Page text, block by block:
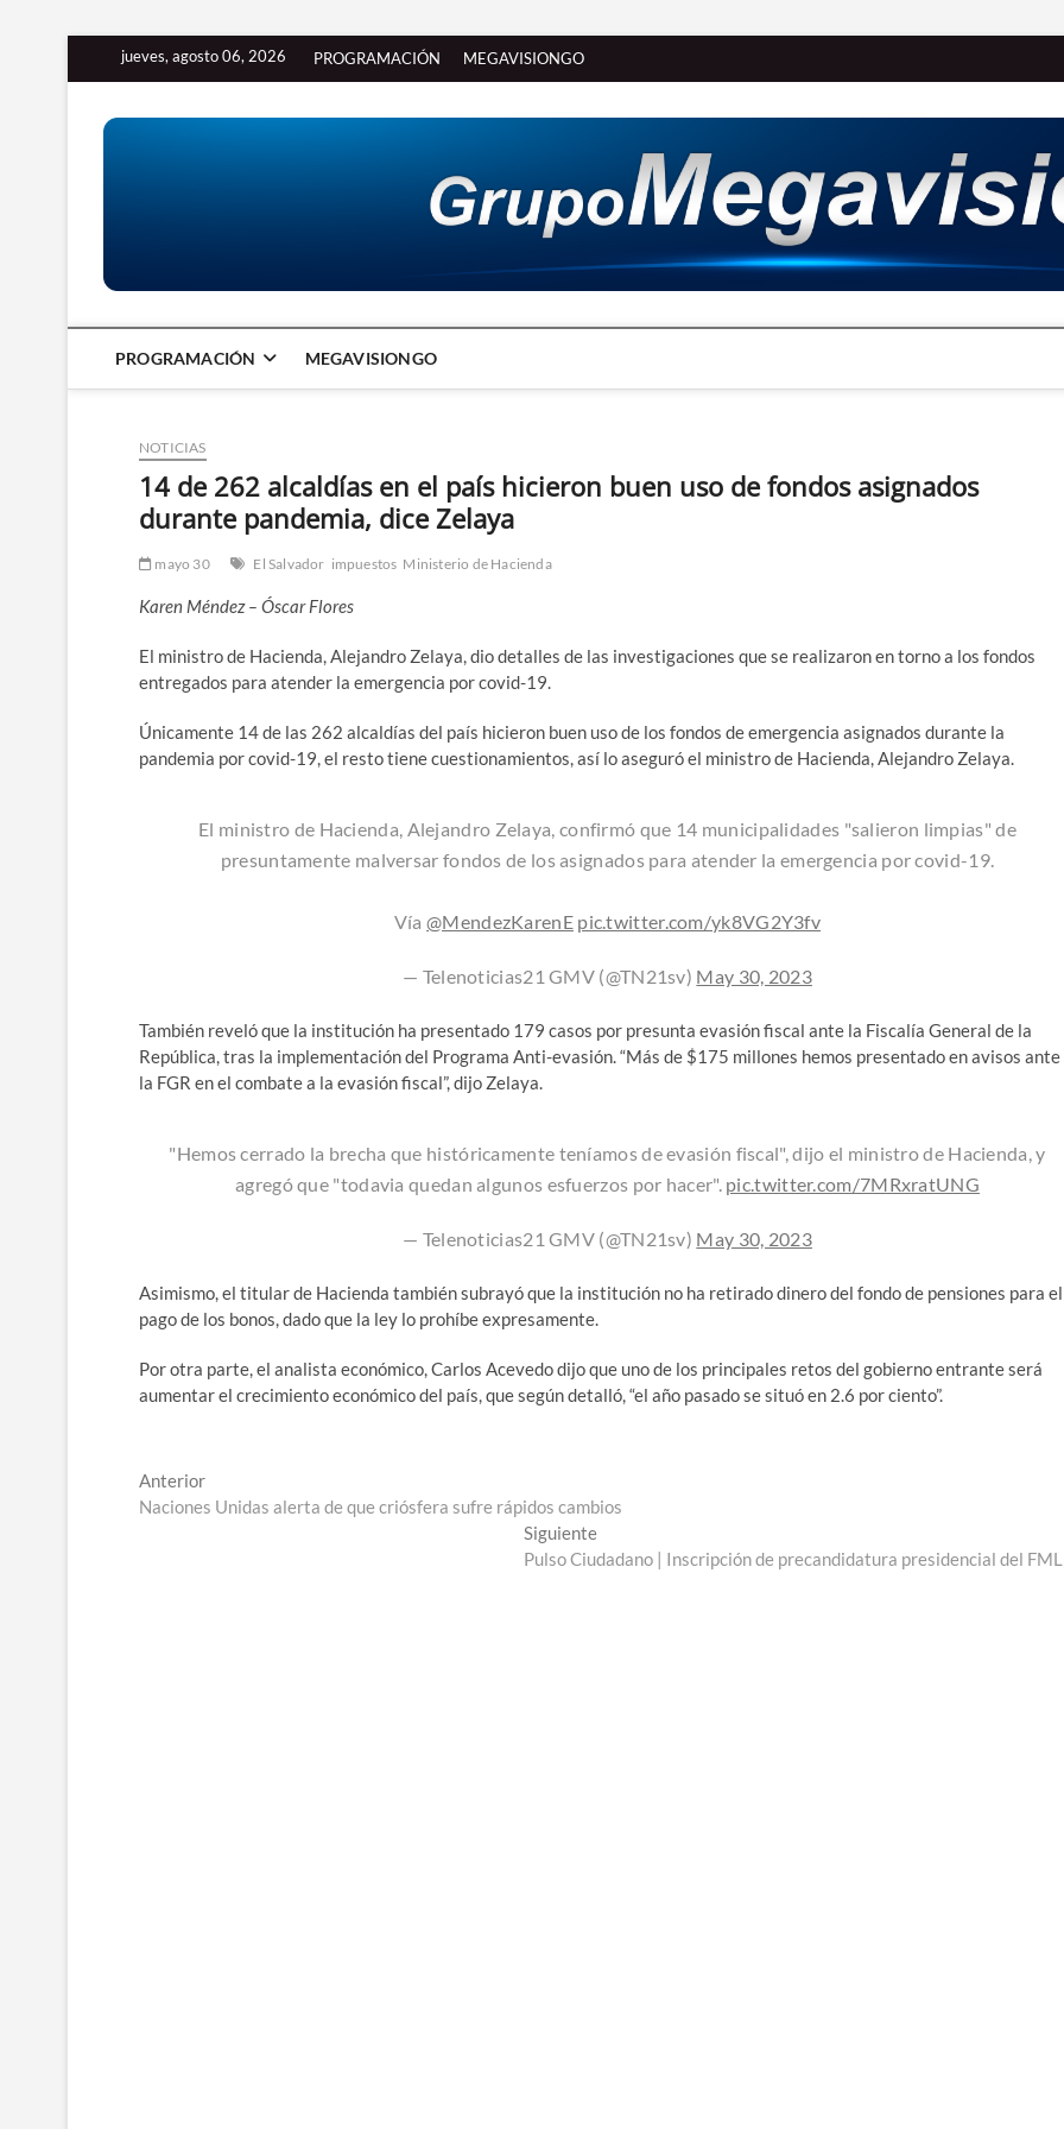
jueves, agosto 06, 2026 PROGRAMACIÓN MEGAVISIONGO
PROGRAMACIÓN MEGAVISIONGO
NOTICIAS
14 de 262 alcaldías en el país hicieron buen uso de fondos asignados
durante pandemia, dice Zelaya
mayo 30 El Salvador impuestos Ministerio de Hacienda
Karen Méndez – Óscar Flores
El ministro de Hacienda, Alejandro Zelaya, dio detalles de las investigaciones que se realizaron en torno a los fondos
entregados para atender la emergencia por covid-19.
Únicamente 14 de las 262 alcaldías del país hicieron buen uso de los fondos de emergencia asignados durante la
pandemia por covid-19, el resto tiene cuestionamientos, así lo aseguró el ministro de Hacienda, Alejandro Zelaya.
El ministro de Hacienda, Alejandro Zelaya, confirmó que 14 municipalidades "salieron limpias" de
presuntamente malversar fondos de los asignados para atender la emergencia por covid-19.
Vía@MendezKarenE pic.twitter.com/yk8VG2Y3fv
— Telenoticias21 GMV (@TN21sv) May 30, 2023
También reveló que la institución ha presentado 179 casos por presunta evasión fiscal ante la Fiscalía General de la
República, tras la implementación del Programa Anti-evasión. “Más de $175 millones hemos presentado en avisos ante
la FGR en el combate a la evasión fiscal”, dijo Zelaya.
"Hemos cerrado la brecha que históricamente teníamos de evasión fiscal", dijo el ministro de Hacienda, y
agregó que "todavia quedan algunos esfuerzos por hacer". pic.twitter.com/7MRxratUNG
— Telenoticias21 GMV (@TN21sv) May 30, 2023
Asimismo, el titular de Hacienda también subrayó que la institución no ha retirado dinero del fondo de pensiones para el
pago de los bonos, dado que la ley lo prohíbe expresamente.
Por otra parte, el analista económico, Carlos Acevedo dijo que uno de los principales retos del gobierno entrante será
aumentar el crecimiento económico del país, que según detalló, “el año pasado se situó en 2.6 por ciento”.
Navegación
de
AnteriorEntrada
anterior:
Naciones Unidas alerta de que criósfera sufre rápidos cambios
SiguienteEntrada
siguiente:
Pulso Ciudadano | Inscripción de precandidatura presidencial del